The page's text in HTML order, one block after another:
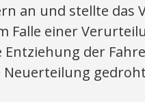
an und stellte
Falle einer
Entziehung der